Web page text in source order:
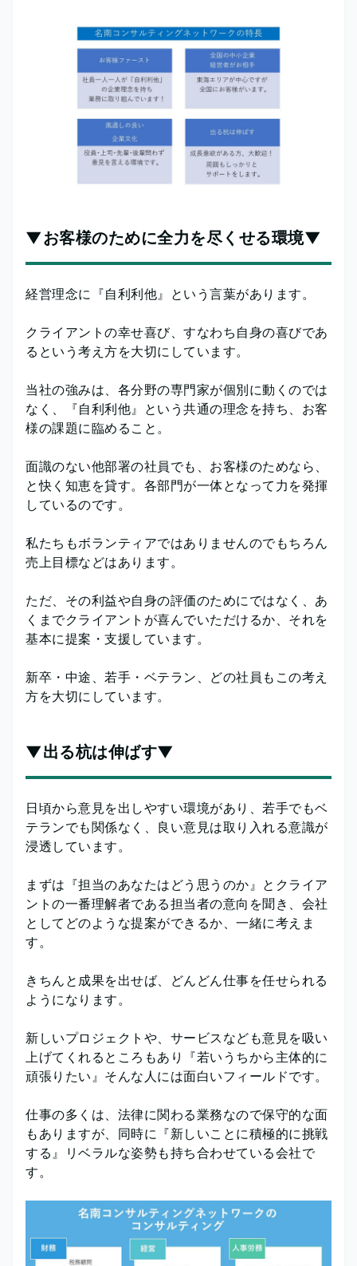
▼お客様のために全力を尽くせる環境▼
経営理念に『自利利他』という言葉があります。
クライアントの幸せ喜び、すなわち自身の喜びであ
るという考え方を大切にしています。
当社の強みは、各分野の専門家が個別に動くのでは
なく、『自利利他』という共通の理念を持ち、お客
様の課題に臨めること。
面識のない他部署の社員でも、お客様のためなら、
と快く知恵を貸す。各部門が一体となって力を発揮
しているのです。
私たちもボランティアではありませんのでもちろん
売上目標などはあります。
ただ、その利益や自身の評価のためにではなく、あ
くまでクライアントが喜んでいただけるか、それを
基本に提案・支援しています。
新卒・中途、若手・ベテラン、どの社員もこの考え
方を大切にしています。
▼出る杭は伸ばす▼
日頃から意見を出しやすい環境があり、若手でもベ
テランでも関係なく、良い意見は取り入れる意識が
浸透しています。
まずは『担当のあなたはどう思うのか』とクライア
ントの一番理解者である担当者の意向を聞き、会社
としてどのような提案ができるか、一緒に考えま
す。
きちんと成果を出せば、どんどん仕事を任せられる
ようになります。
新しいプロジェクトや、サービスなども意見を吸い
上げてくれるところもあり『若いうちから主体的に
頑張りたい』そんな人には面白いフィールドです。
仕事の多くは、法律に関わる業務なので保守的な面
もありますが、同時に『新しいことに積極的に挑戦
する』リベラルな姿勢も持ち合わせている会社で
す。